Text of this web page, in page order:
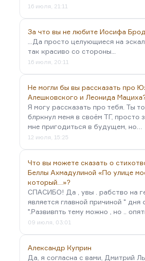
16 июля, 21:11
За что вы не любите Иосифа
...Да просто целующиеся на
так красиво со стороны...
16 июля, 20:11
Не могли бы вы рассказать про
Алешковского и Леонида
Я могу рассказать про тебя. Ты
блркнул меня в своём ТГ, просто
мне пригодиться в будущем, но…
12 июля, 15:25
Что вы можете сказать о
Беллы Ахмадулиной «По улице
который…»?
СПАСИБО! Да , увы . рабство на
является главной причиной " дня
".Развивпть тему можно , но ..
09 июля, 03:01
Александр Куприн
Да, я согласна с вами, Дмитрий